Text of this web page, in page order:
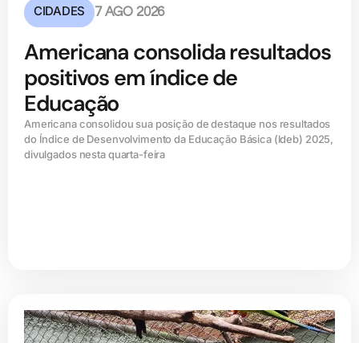
CIDADES 7 AGO 2026
Americana consolida resultados
positivos em índice de
Educação
Americana consolidou sua posição de destaque nos resultados
do Índice de Desenvolvimento da Educação Básica (ldeb) 2025,
divulgados nesta quarta-feira